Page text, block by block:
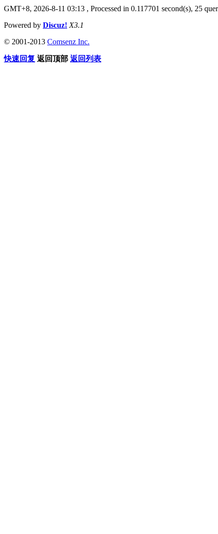
GMT+8, 2026-8-11 03:13 , Processed in 0.117701 second(s), 25
Powered by Discuz! X3.1
© 2001-2013 Comsenz Inc.
快速回复 返回顶部 返回列表